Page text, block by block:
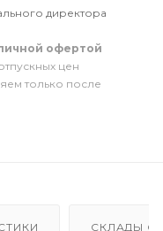
директора
офертой
цен
только после
СКЛАДЫ